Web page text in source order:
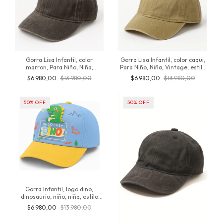
Gorra Lisa Infantil, color
marron, Para Niño, Niña,
Vintage, estilo desgastada,
colores Prelavados, de algodón,
$6.980,00 $13.980,00
Gorra Lisa Infantil, color caqui,
Para Niño, Niña, Vintage, estilo
desgastada, colores
Prelavados, de algodón, de 3 a
$6.980,00 $13.980,00
50% OFF
Gorra Infantil, logo dino,
dinosaurio, niño, niña, estilo
Trucker, Ajustable, snapback
regulable, Importado, algodón,
$6.980,00 $13.980,00
50% OFF